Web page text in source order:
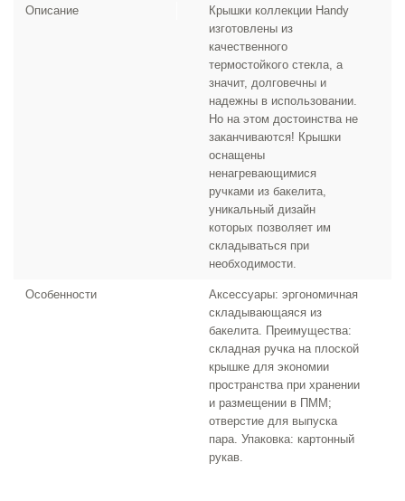
Описание
Крышки коллекции Handy
изготовлены из
качественного
термостойкого стекла, а
значит, долговечны и
надежны в использовании.
Но на этом достоинства не
заканчиваются! Крышки
оснащены
ненагревающимися
ручками из бакелита,
уникальный дизайн
которых позволяет им
складываться при
необходимости.
Особенности
Аксессуары: эргономичная
складывающаяся из
бакелита. Преимущества:
складная ручка на плоской
крышке для экономии
пространства при хранении
и размещении в ПММ;
отверстие для выпуска
пара. Упаковка: картонный
рукав.